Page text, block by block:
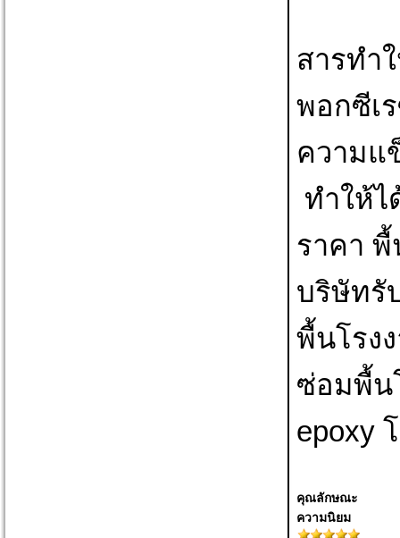
สารทำ
พอกซีเ
ความแ
ทำให้
ราคา พื้
บริษัทรั
พื้นโรง
ซ่อมพื้น
epoxy
คุณลักษณะ
ความนิยม